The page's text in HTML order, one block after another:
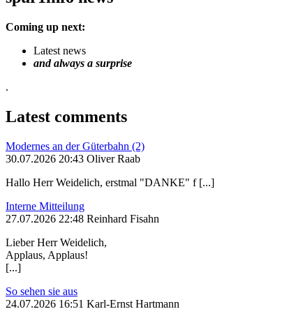
Coming up next:
Latest news
and always a surprise
.
Latest comments
Modernes an der Güterbahn (2)
30.07.2026 20:43 Oliver Raab
Hallo Herr Weidelich, erstmal "DANKE" f [...]
Interne Mitteilung
27.07.2026 22:48 Reinhard Fisahn
Lieber Herr Weidelich,
Applaus, Applaus!
[...]
So sehen sie aus
24.07.2026 16:51 Karl-Ernst Hartmann